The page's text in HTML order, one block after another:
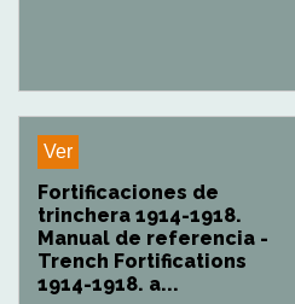
Ver
Fortificaciones de
trinchera 1914-1918.
Manual de referencia -
Trench Fortifications
1914-1918. a...